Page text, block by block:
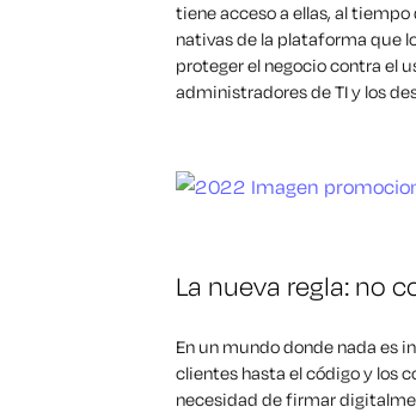
tiene acceso a ellas, al
nativas de la plataforma que
proteger el negocio contra el
administradores de TI y los
La nueva regla: no
En un mundo donde nada es
clientes hasta el código y los
necesidad de firmar